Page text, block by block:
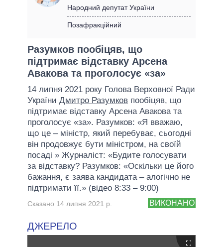
ОГЛЯДИ
ДАЙДЖЕСТИ
ПРЕЗИДЕНТ І ОФІС
ГОЛОВИ ОБЛАДМІНІСТРАЦІЙ
МЕРИ МІСТ
ВСІ ПЕРСОНИ
ВІДЕО
ПОРІВНЯННЯ ПОЛІТИКІВ
Народний депутат України
Позафракційний
Разумков пообіцяв, що
підтримає відставку Арсена
Авакова та проголосує «за»
14 липня 2021 року Голова Верховної Ради
України Дмитро Разумков пообіцяв, що
підтримає відставку Арсена Авакова та
проголосує «за». Разумков: «Я вважаю,
що це – міністр, який перебуває, сьогодні
він продовжує бути міністром, на своїй
посаді » Журналіст: «Будите голосувати
за відставку? Разумков: «Оскільки це його
бажання, є заява кандидата – алогічно не
підтримати її.» (відео 8:33 – 9:00)
ВИКОНАНО
Сказано 14 липня 2021 р.
ДЖЕРЕЛО